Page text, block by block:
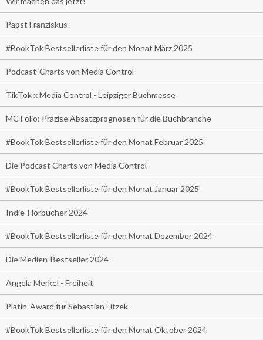
Papst Franziskus
#BookTok Bestsellerliste für den Monat März 2025
Podcast-Charts von Media Control
TikTok x Media Control - Leipziger Buchmesse
MC Folio: Präzise Absatzprognosen für die Buchbranche
#BookTok Bestsellerliste für den Monat Februar 2025
Die Podcast Charts von Media Control
#BookTok Bestsellerliste für den Monat Januar 2025
Indie-Hörbücher 2024
#BookTok Bestsellerliste für den Monat Dezember 2024
Die Medien-Bestseller 2024
Angela Merkel - Freiheit
Platin-Award für Sebastian Fitzek
#BookTok Bestsellerliste für den Monat Oktober 2024